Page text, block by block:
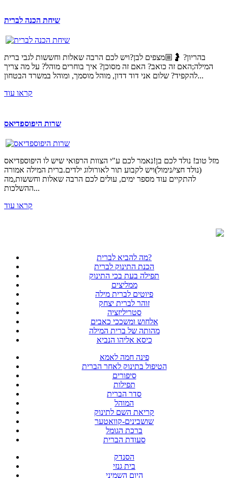
שיחת הכנה לברית
בהריון? 🤰🏼מצפים לבן?ויש לכם הרבה שאלות וחששות לגבי ברית
המילה;האם זה כואב? האם זה מסוכן? איך בוחרים מוהל? על מה צריך
להקפיד? שלום אני דוד דדון, מוהל מוסמך, ומוהל במשרד הבטחון...
קראו עוד
שרות היפוספדיאס
מזל טוב! נולד לכם בן!נאמר לכם ע"י הצוות הרפואי שיש לו היפוספדיאס
(נולד חצי/נימול)ויש לקבוע תור לאורולוג ילדים.ברית המילה אמורה
להתקיים עוד מספר ימים, עולים לכם הרבה שאלות וחששות,מה
ההשלכות...
קראו עוד
מה להביא לברית?
הכנת התינוק לברית
תפילה בעת בכי התינוק
ממליצים
פיוטים לברית מילה
זוהר לברית יצחק
סטריליזציה
אלחוש ומשככי כאבים
מהותה של ברית המילה
כיסא אליהו הנביא
פינה חמה לאמא
הטיפול בתינוק לאחר הברית
סיפורים
תפילות
סדר הברית
המוהל
קריאת השם לתינוק
שושבינים-קוואטער
ברכת הגומל
סעודת הברית
הסנדק
בית גנזי
היום השמיני